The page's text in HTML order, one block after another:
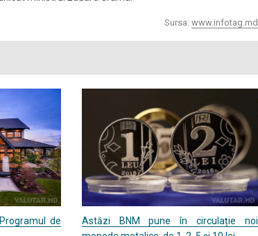
Sursa: www.infotag.md
de
Astăzi BNM pune în circulație noi